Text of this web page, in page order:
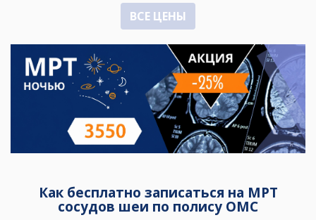
ВСЕ ЦЕНЫ
Как бесплатно записаться на МРТ
сосудов шеи по полису ОМС